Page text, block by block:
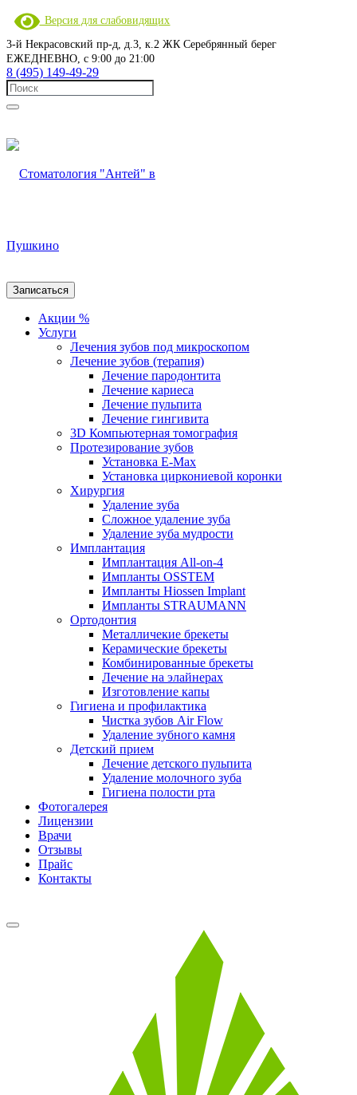
Версия для слабовидящих
3-й Некрасовский пр-д, д.3, к.2 ЖК Серебрянный берег
ЕЖЕДНЕВНО, с 9:00 до 21:00
8 (495) 149-49-29
Записаться
Акции %
Услуги
Лечения зубов под микроскопом
Лечение зубов (терапия)
Лечение пародонтита
Лечение кариеса
Лечение пульпита
Лечение гингивита
3D Компьютерная томография
Протезирование зубов
Установка E-Max
Установка циркониевой коронки
Хирургия
Удаление зуба
Сложное удаление зуба
Удаление зуба мудрости
Имплантация
Имплантация All-on-4
Импланты OSSTEM
Импланты Hiossen Implant
Импланты STRAUMANN
Ортодонтия
Металличекие брекеты
Керамические брекеты
Комбинированные брекеты
Лечение на элайнерах
Изготовление капы
Гигиена и профилактика
Чистка зубов Air Flow
Удаление зубного камня
Детский прием
Лечение детского пульпита
Удаление молочного зуба
Гигиена полости рта
Фотогалерея
Лицензии
Врачи
Отзывы
Прайс
Контакты